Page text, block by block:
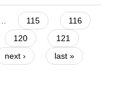
115
116
120
121
next › last »